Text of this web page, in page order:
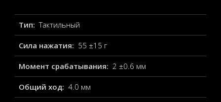
Тип: Тактильный
Сила нажатия: 55 ±15 г
Момент срабатывания: 2 ±0.6 мм
Общий ход: 4.0 мм